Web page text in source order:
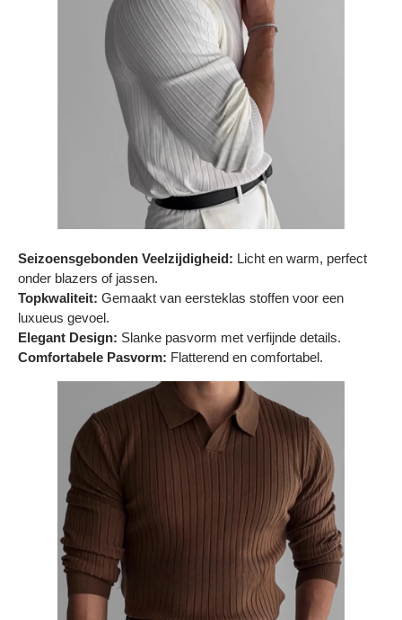
Veelgestelde vragen
Servicevoorwaarden
Betaalmogelijkheden
Bestelling herroepen
Ruilen en retourneren
Bestellingen & levering
Wij steunen KWF, doe je mee?
Seizoensgebonden Veelzijdigheid: Licht en warm, perfect
onder blazers of jassen.
Topkwaliteit: Gemaakt van eersteklas stoffen voor een
luxueus gevoel.
Elegant Design: Slanke pasvorm met verfijnde details.
Comfortabele Pasvorm: Flatterend en comfortabel.